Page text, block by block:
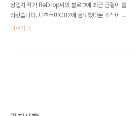
상업지 작가 ReDrop씨의 블로그에 최근 근황이 올
라왔습니다. 나츠코미C82에 응모했다는 소식이 올
라왔습니다. 이번에도 아스카책입니다. ReDrop씨
더보기